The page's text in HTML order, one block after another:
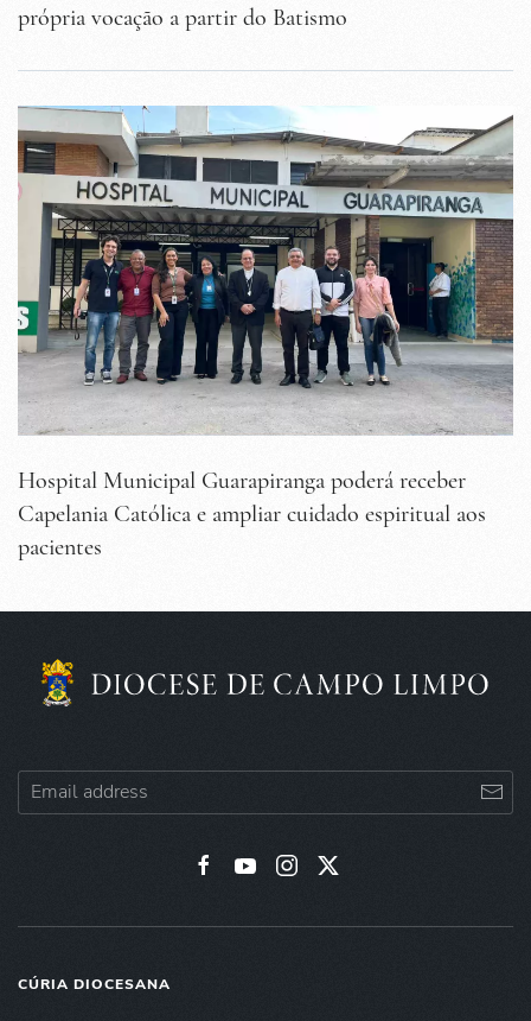
própria vocação a partir do Batismo
Hospital Municipal Guarapiranga poderá receber
Capelania Católica e ampliar cuidado espiritual aos
pacientes
CÚRIA DIOCESANA